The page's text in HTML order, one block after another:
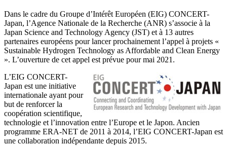
Dans le cadre du Groupe d’Intérêt Européen (EIG) CONCERT-
Japan, l’Agence Nationale de la Recherche (ANR) s’associe à la
Japan Science and Technology Agency (JST) et à 13 autres
partenaires européens pour lancer prochainement l’appel à projets «
Sustainable Hydrogen Technology as Affordable and Clean Energy
». L’ouverture de cet appel est prévue pour mai 2021.
L’EIG CONCERT-
Japan est une initiative
internationale ayant pour
but de renforcer la
coopération scientifique,
technologie et l’innovation entre l’Europe et le Japon. Ancien
programme ERA-NET de 2011 à 2014, l’EIG CONCERT-Japan est
une collaboration indépendante depuis 2015.